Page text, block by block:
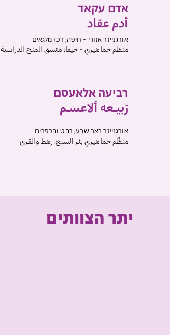
יתר הצוותים
אדם עקאד
أدم عقاد
אורגנייזר אזורי - חיפה; רכז מלגאים
منظم جماهيري - حيفا; منسق المنح الدراسية
רביעה אלאעסם
رَبيـعه ألاعسـم
אורגנייזר באר שבע, רהט והכפרים
منظِّم جماهيري بئر السبع، رهط والقرى